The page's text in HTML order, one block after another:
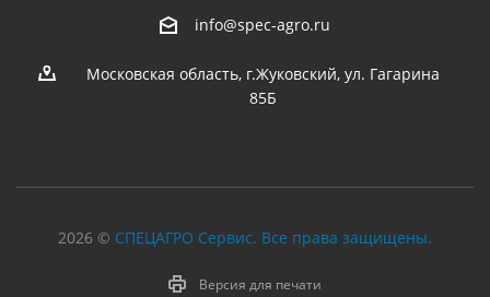
info@spec-agro.ru
Московская область, г.Жуковский, ул. Гагарина
85Б
2026 © СПЕЦАГРО Сервис. Все права защищены.
Версия для печати